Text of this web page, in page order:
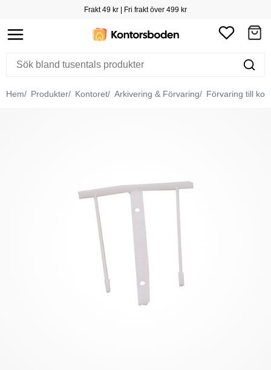
Frakt 49 kr | Fri frakt över 499 kr
Hem Produkter Kontoret Arkivering & Förvaring Förvaring till